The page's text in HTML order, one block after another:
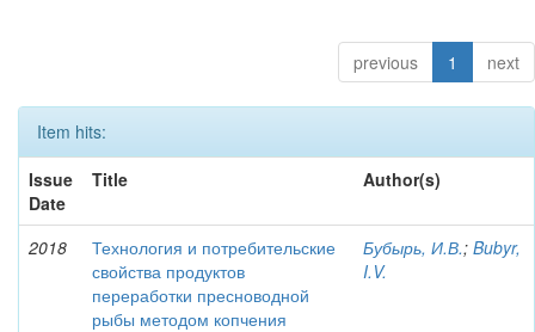
previous 1 next
Item hits:
Issue
Date
Title Author(s)
2018
Технология и потребительские
свойства продуктов
переработки пресноводной
рыбы методом копчения
Бубырь, И.В.; Bubyr,
I.V.